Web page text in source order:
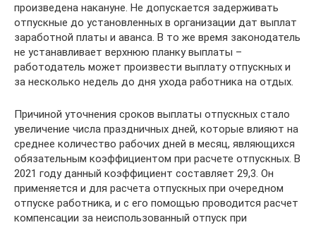
произведена накануне. Не допускается задерживать
отпускные до установленных в организации дат выплат
заработной платы и аванса. В то же время законодатель
не устанавливает верхнюю планку выплаты –
работодатель может произвести выплату отпускных и
за несколько недель до дня ухода работника на отдых.
Причиной уточнения сроков выплаты отпускных стало
увеличение числа праздничных дней, которые влияют на
среднее количество рабочих дней в месяц, являющихся
обязательным коэффициентом при расчете отпускных. В
2021 году данный коэффициент составляет 29,3. Он
применяется и для расчета отпускных при очередном
отпуске работника, и с его помощью проводится расчет
компенсации за неиспользованный отпуск при